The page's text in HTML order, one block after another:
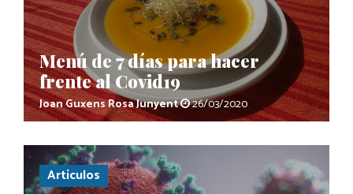
Menú de 7 días para hacer
frente al Covid19
Joan GuxensRosa Junyent 26/03/2020
Artículos